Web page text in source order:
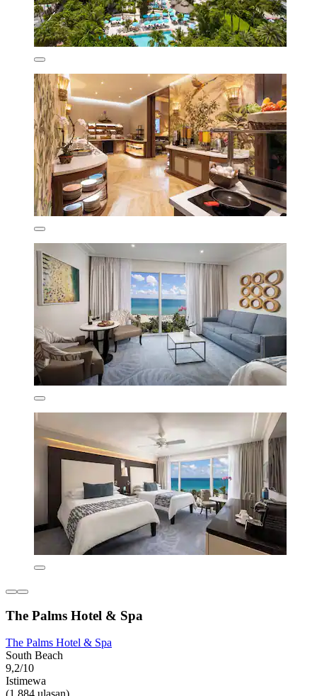
The Palms Hotel & Spa
The Palms Hotel & Spa
South Beach
9,2/10
Istimewa